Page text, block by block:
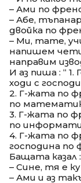
– Ами по
– Абе,
двойка по
– Ми, тате,
напишем
направим
И аз пиша : “
ходи с
2. Г-жата по
по
3. Г-жата по
по
4. Г-жата по
господина по
Бащата казал :
– Сине, тя е
– Ами и аз